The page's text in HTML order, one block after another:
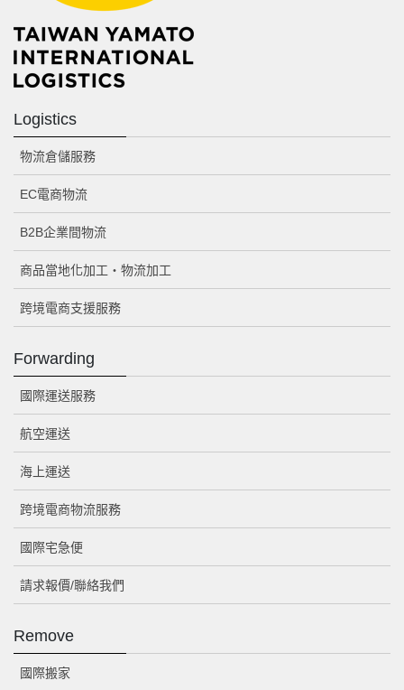
Logistics
物流倉儲服務
EC電商物流
B2B企業間物流
商品當地化加工・物流加工
跨境電商支援服務
Forwarding
國際運送服務
航空運送
海上運送
跨境電商物流服務
國際宅急便
請求報價/聯絡我們
Remove
國際搬家